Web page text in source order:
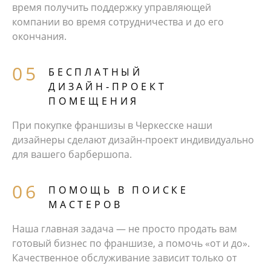
время получить поддержку управляющей
компании во время сотрудничества и до его
окончания.
БЕCПЛАТНЫЙ
ДИЗАЙН‑ПРОЕКТ
ПОМЕЩЕНИЯ
При покупке франшизы в Черкесске наши
дизайнеры сделают дизайн-проект индивидуально
для вашего барбершопа.
ПОМОЩЬ В ПОИСКЕ
МАСТЕРОВ
Наша главная задача — не просто продать вам
готовый бизнес по франшизе, а помочь «от и до».
Качественное обслуживание зависит только от